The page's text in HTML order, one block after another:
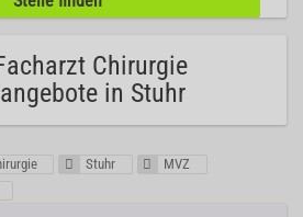
Chirurgie
in Stuhr
Stuhr
MVZ